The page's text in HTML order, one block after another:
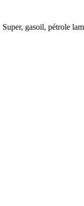
pétrole lampant: le